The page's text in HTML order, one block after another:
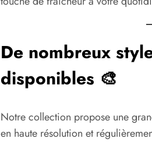
De nombreux
disponibles 🎨
Notre collection propose une
en haute résolution et